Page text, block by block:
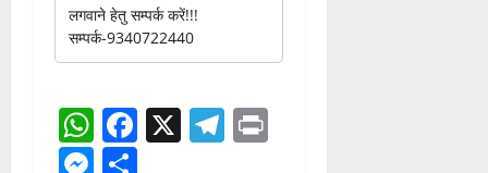
एडमिनिस्ट्रेशनat
रायगढ़ टाईम्स